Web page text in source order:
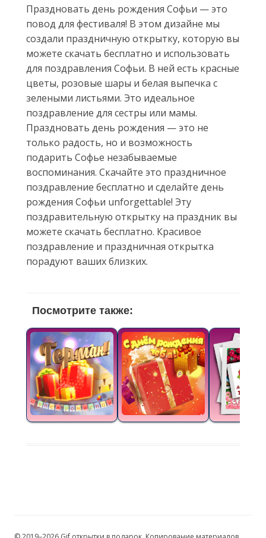
Праздновать день рождения Софьи — это
повод для фестиваля! В этом дизайне мы
создали праздничную открытку, которую вы
можете скачать бесплатно и использовать
для поздравления Софьи. В ней есть красные
цветы, розовые шары и белая выпечка с
зелеными листьями. Это идеальное
поздравление для сестры или мамы.
Праздновать день рождения — это не
только радость, но и возможность
подарить Софье незабываемые
воспоминания. Скачайте это праздничное
поздравление бесплатно и сделайте день
рождения Софьи unforgettable! Эту
поздравительную открытку на праздник вы
можете скачать бесплатно. Красивое
поздравление и праздничная открытка
порадуют ваших близких.
Посмотрите также: